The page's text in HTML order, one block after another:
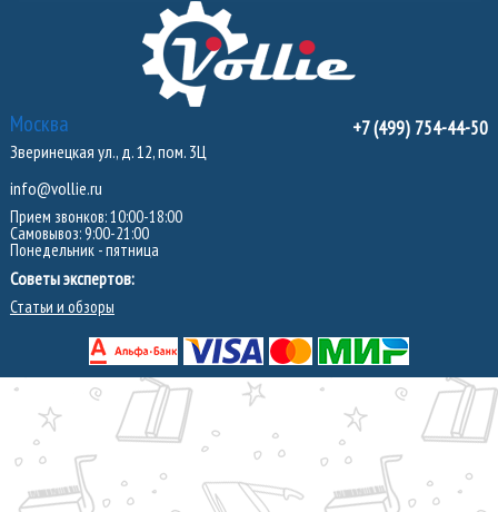
Москва
Зверинецкая ул., д. 12, пом. 3Ц
info@vollie.ru
Прием звонков: 10:00-18:00
Самовывоз: 9:00-21:00
Понедельник - пятница
Советы экспертов:
Статьи и обзоры
+7 (499) 754-44-50